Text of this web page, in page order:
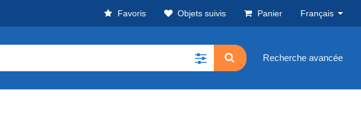
Favoris Objets suivis Panier Français
Recherche avancée